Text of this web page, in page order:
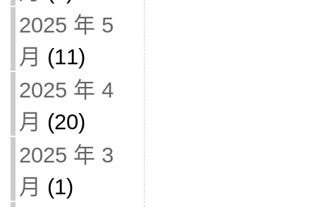
2025 年 5
月 (11)
2025 年 4
月 (20)
2025 年 3
月 (1)